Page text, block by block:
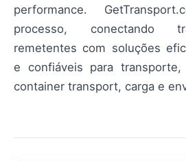
performance.
processo, conectando
remetentes com soluções
e confiáveis para transporte,
container transport, carga e